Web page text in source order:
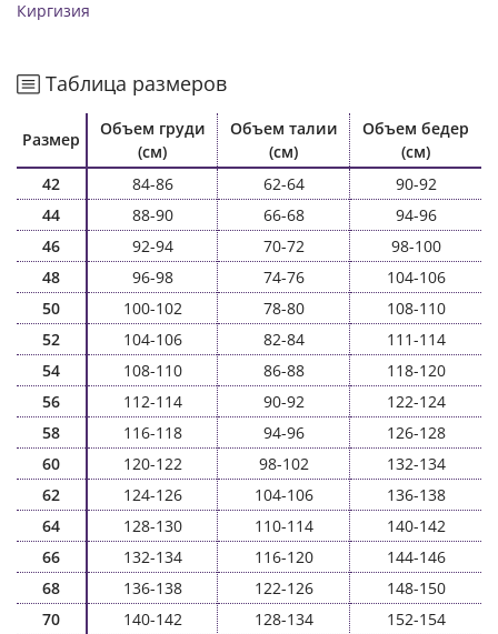
Киргизия
Таблица размеров
Размер
Объем груди
(см)
Объем талии
(см)
Объем бедер
(см)
42
84-86 62-64
90-92
44
88-90 66-68
94-96
46
92-94 70-72
98-100
48
96-98 74-76
104-106
50
100-102 78-80
108-110
52
104-106 82-84
111-114
54
108-110 86-88
118-120
56
112-114 90-92
122-124
58
116-118 94-96
126-128
60
120-122 98-102
132-134
62
124-126 104-106
136-138
64
128-130 110-114
140-142
66
132-134 116-120
144-146
68
136-138 122-126
148-150
70
140-142 128-134
152-154